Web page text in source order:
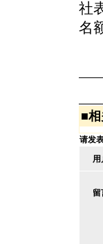
社
名
■
请发
用
留